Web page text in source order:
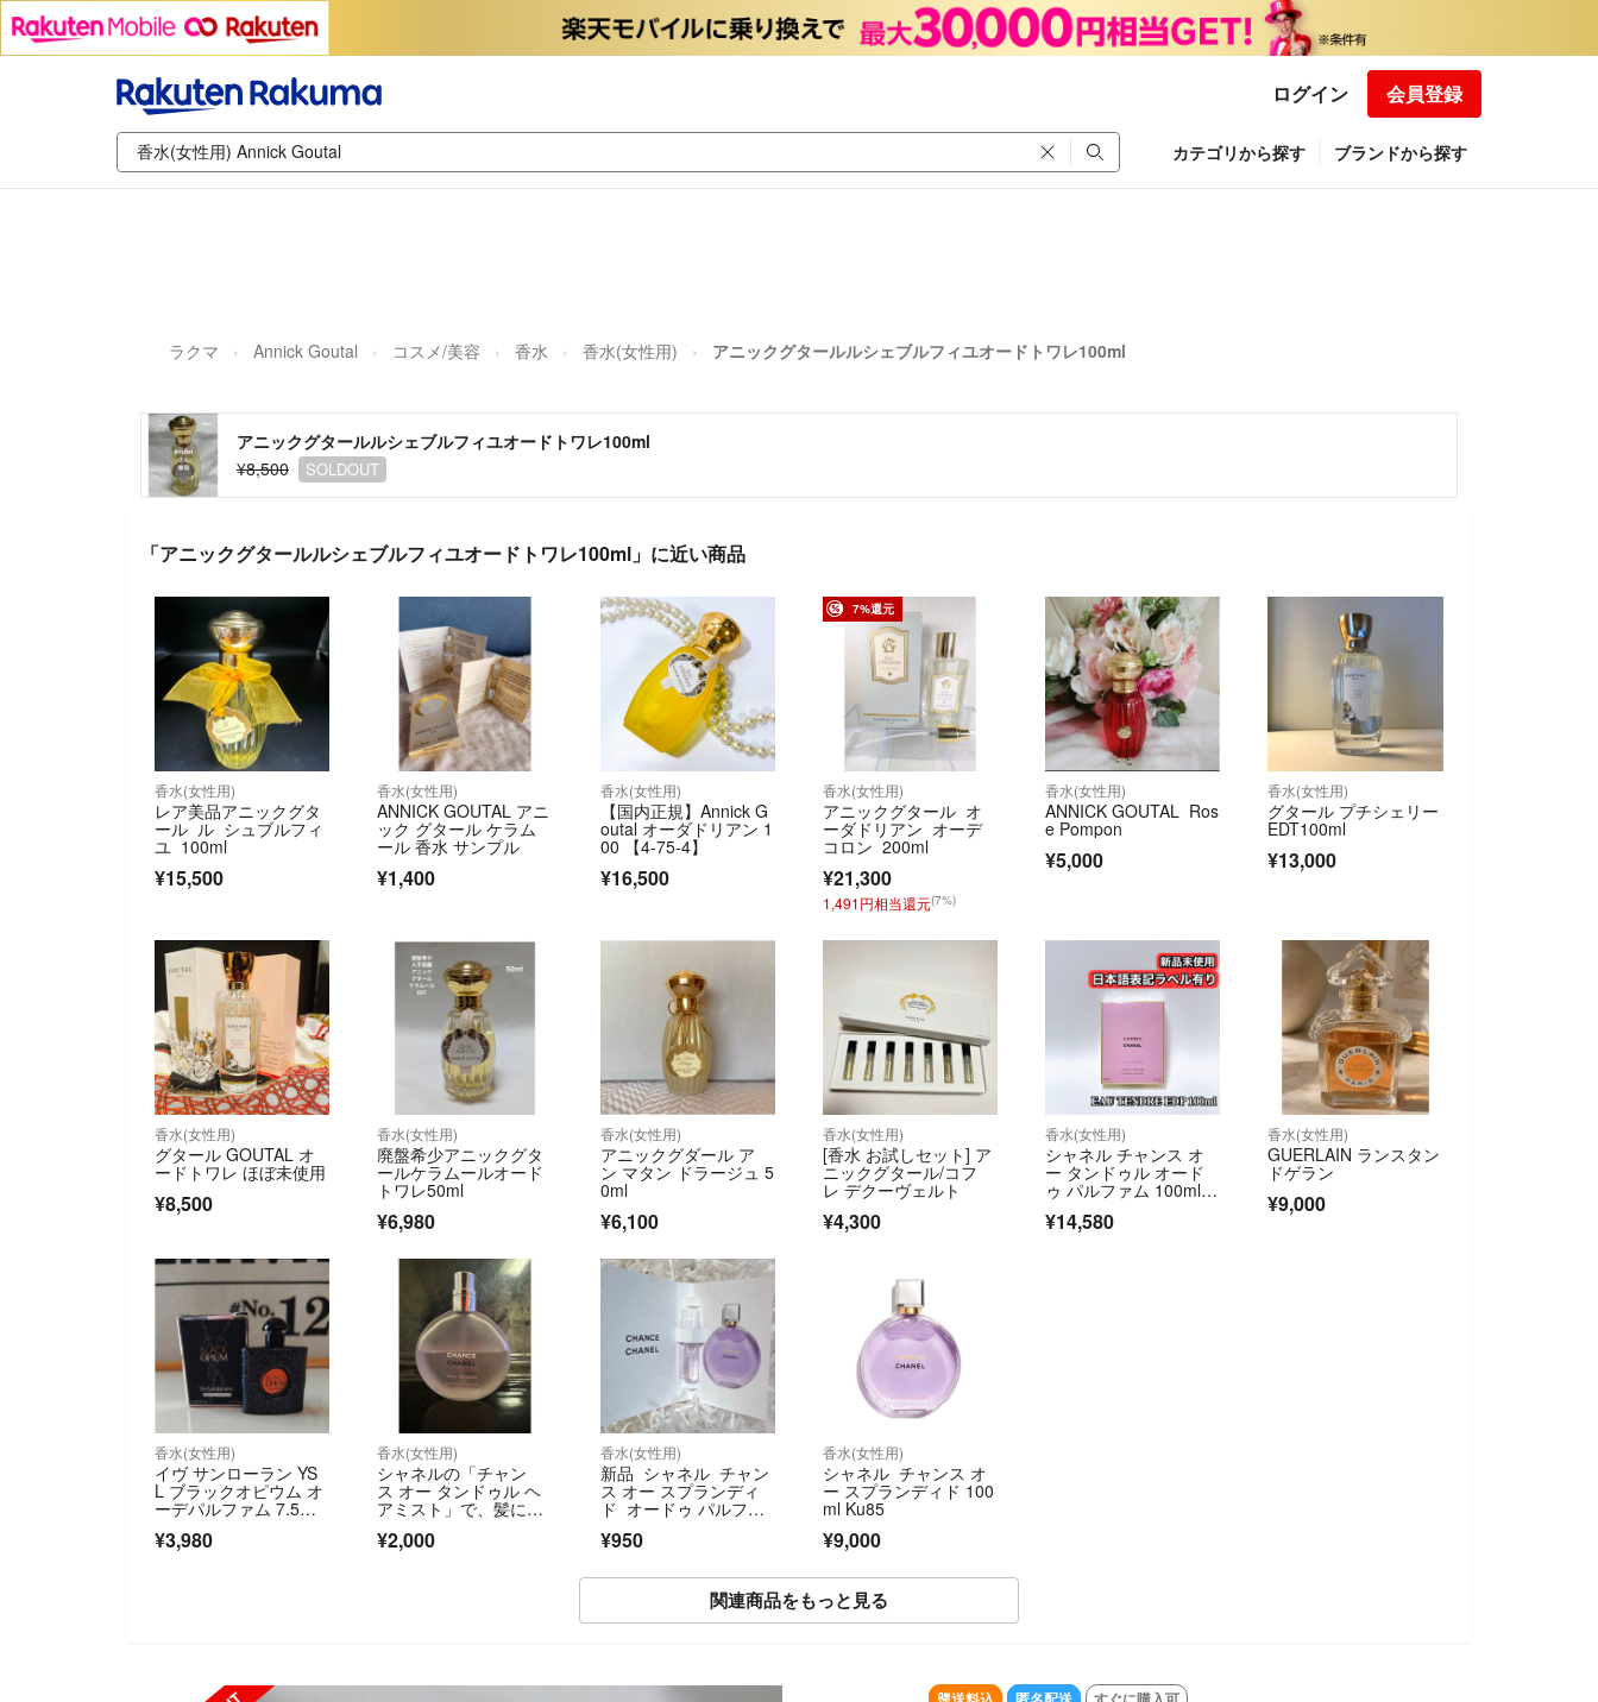
ログイン 会員登録
カテゴリから探す ブランドから探す
ラクマ Annick Goutal コスメ/美容 香水 香水(女性用) アニックグタールルシェブルフィユオードトワレ100ml
アニックグタールルシェブルフィユオードトワレ100ml
¥8,500
SOLDOUT
「アニックグタールルシェブルフィユオードトワレ100ml」に近い商品
香水(女性用)
レア美品アニックグタ
ール ル シュブルフィ
ユ 100ml
¥15,500
香水(女性用)
ANNICK GOUTAL アニ
ック グタール ケラム
ール 香水 サンプル
¥1,400
香水(女性用)
【国内正規】Annick G
outal オーダドリアン 1
00 【4-75-4】
¥16,500
7%還元
香水(女性用)
アニックグタール オ
ーダドリアン オーデ
コロン 200ml
¥21,300
1,491円相当還元(7%)
香水(女性用)
ANNICK GOUTAL Ros
e Pompon
¥5,000
香水(女性用)
グタール プチシェリー
EDT100ml
¥13,000
香水(女性用)
グタール GOUTAL オ
ードトワレ ほぼ未使用
¥8,500
香水(女性用)
廃盤希少アニックグタ
ールケラムールオード
トワレ50ml
¥6,980
香水(女性用)
アニックグダール ア
ン マタン ドラージュ 5
0ml
¥6,100
香水(女性用)
[香水 お試しセット] ア
ニックグタール/コフ
レ デクーヴェルト
¥4,300
香水(女性用)
シャネル チャンス オ
ー タンドゥル オード
ゥ パルファム 100ml C
記ラベル有り
¥14,580
香水(女性用)
GUERLAIN ランスタン
ドゲラン
¥9,000
香水(女性用)
イヴ サンローラン YS
L ブラックオピウム オ
ーデパルファム 7.5ml
¥3,980
香水(女性用)
シャネルの「チャン
ス オー タンドゥル ヘ
アミスト」で、髪にフ
繊細な香りをまとわせ
¥2,000
香水(女性用)
新品 シャネル チャン
ス オー スプランディ
ド オードゥ パルファ
¥950
香水(女性用)
シャネル チャンス オ
ー スプランディド 100
ml Ku85
¥9,000
関連商品をもっと見る